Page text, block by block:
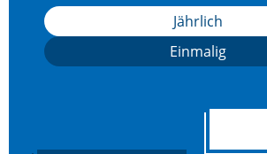
Jährlich
Einmalig